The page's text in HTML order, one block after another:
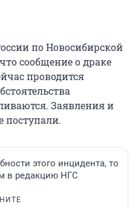
по Новосибирской
сообщение о драке
проводится
Заявления и
поступали.
этого инцидента, то
в редакцию НГС